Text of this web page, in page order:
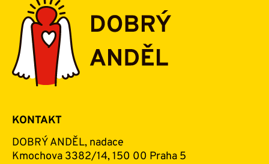
KONTAKT
DOBRÝ ANDĚL, nadace
Kmochova 3382/14, 150 00 Praha 5